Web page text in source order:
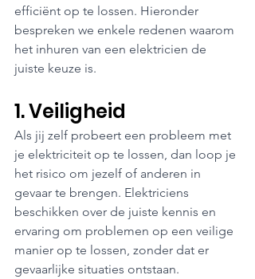
efficiënt op te lossen. Hieronder
bespreken we enkele redenen waarom
het inhuren van een elektricien de
juiste keuze is.
1. Veiligheid
Als jij zelf probeert een probleem met
je elektriciteit op te lossen, dan loop je
het risico om jezelf of anderen in
gevaar te brengen. Elektriciens
beschikken over de juiste kennis en
ervaring om problemen op een veilige
manier op te lossen, zonder dat er
gevaarlijke situaties ontstaan.